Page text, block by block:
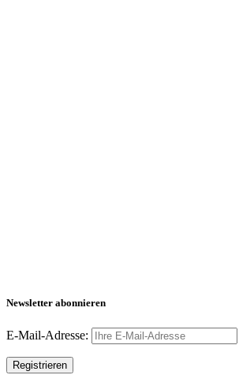
Newsletter abonnieren
E-Mail-Adresse: